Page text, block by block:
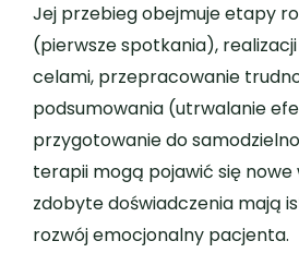
Jej przebieg obejmuje etapy
(pierwsze spotkania),
celami, przepracowanie
podsumowania (utrwalanie
przygotowanie do
terapii mogą pojawić się nowe
zdobyte doświadczenia mają
rozwój emocjonalny pacjenta.